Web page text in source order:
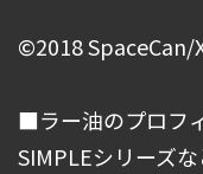
©2018 SpaceCan/
■ラー油のプロフ
SIMPLEシリーズ